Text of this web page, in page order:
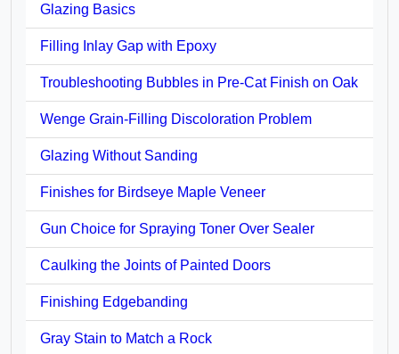
Glazing Basics
Filling Inlay Gap with Epoxy
Troubleshooting Bubbles in Pre-Cat Finish on Oak
Wenge Grain-Filling Discoloration Problem
Glazing Without Sanding
Finishes for Birdseye Maple Veneer
Gun Choice for Spraying Toner Over Sealer
Caulking the Joints of Painted Doors
Finishing Edgebanding
Gray Stain to Match a Rock